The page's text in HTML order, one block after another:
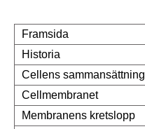
Framsida
Historia
Cellens sammansättning
Cellmembranet
Membranens kretslopp